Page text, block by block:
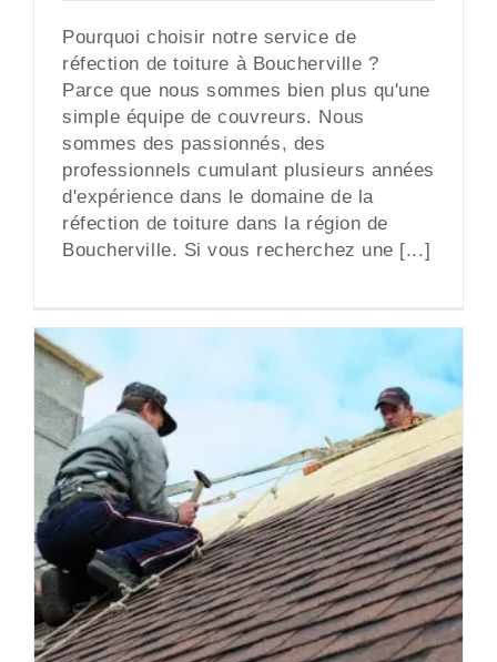
Pourquoi choisir notre service de
réfection de toiture à Boucherville ?
Parce que nous sommes bien plus qu'une
simple équipe de couvreurs. Nous
sommes des passionnés, des
professionnels cumulant plusieurs années
d'expérience dans le domaine de la
réfection de toiture dans la région de
Boucherville. Si vous recherchez une [...]